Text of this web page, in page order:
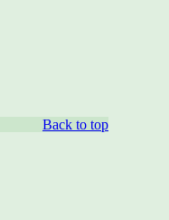
Back to top